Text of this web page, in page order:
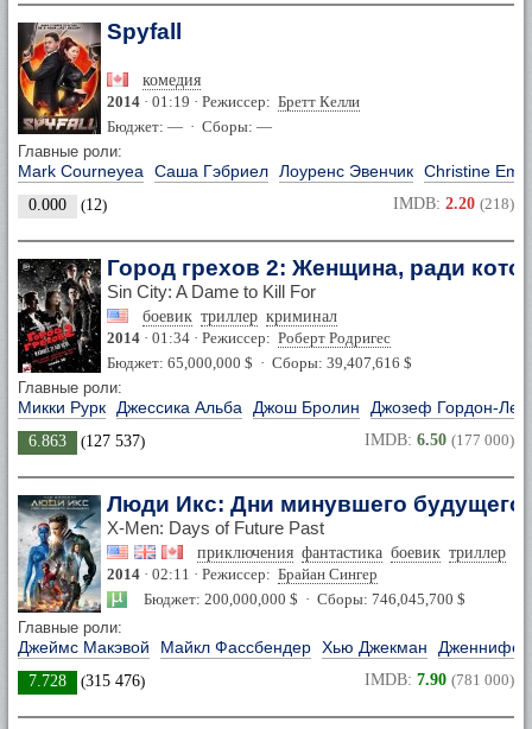
Spyfall
комедия
2014 · 01:19 · Режиссер: Бретт Келли
Бюджет: — · Сборы: —
Главные роли:
Mark Courneyea Саша Гэбриел Лоуренс Эвенчик Christine
0.000 (12) IMDB: 2.20 (218)
Город грехов 2: Женщина, ради
Sin City: A Dame to Kill For
боевик триллер криминал
2014 · 01:34 · Режиссер: Роберт Родригес
Бюджет: 65,000,000 $ · Сборы: 39,407,616 $
Главные роли:
Микки Рурк Джессика Альба Джош Бролин Джозеф Гордон-
6.863 (127 537) IMDB: 6.50 (177 000)
Люди Икс: Дни минувшего будущего
X-Men: Days of Future Past
приключения фантастика боевик триллер
2014 · 02:11 · Режиссер: Брайан Сингер
Бюджет: 200,000,000 $ · Сборы: 746,045,700 $
Главные роли:
Джеймс Макэвой Майкл Фассбендер Хью Джекман Дженнифер
7.728 (315 476) IMDB: 7.90 (781 000)